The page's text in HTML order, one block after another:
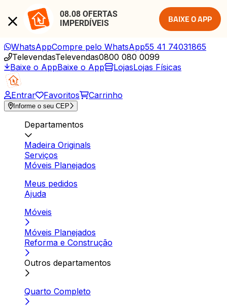
08.08 OFERTAS
IMPERDÍVEIS
BAIXE O APP
WhatsAppCompre pelo WhatsApp55 41 74031865
TelevendasTelevendas0800 080 0099
Baixe o AppBaixe o App LojasLojas Físicas
Entrar Favoritos Carrinho
Informe o seu CEP
Departamentos
Madeira Originals
Serviços
Móveis Planejados
Meus pedidos
Ajuda
Móveis
Móveis Planejados
Reforma e Construção
Outros departamentos
Quarto Completo